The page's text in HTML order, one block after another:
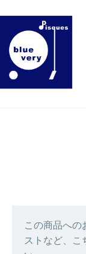
この商品への
ストなど、こ